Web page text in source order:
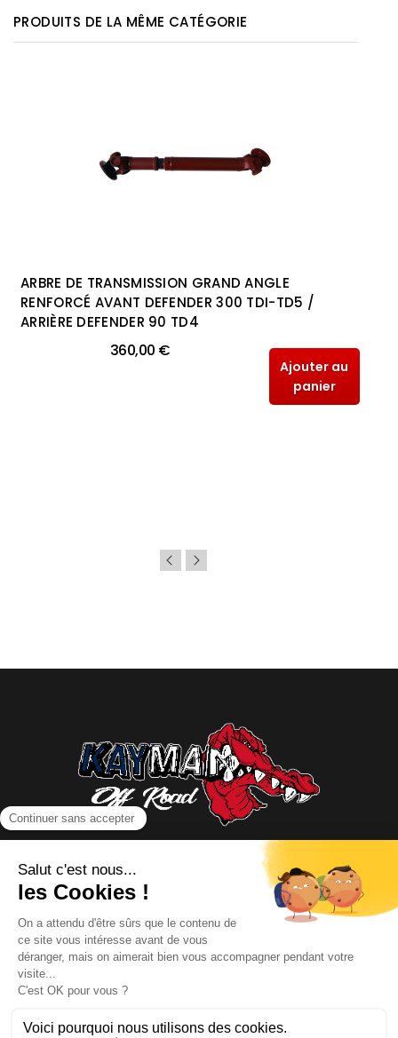
PRODUITS DE LA MÊME CATÉGORIE
ARBRE DE TRANSMISSION GRAND ANGLE
RENFORCÉ AVANT DEFENDER 300 TDI-TD5 /
ARRIÈRE DEFENDER 90 TD4
360,00 €
Ajouter au
panier
NOUS CONTACTER
INFORMATIONS
NOS PARTENAIRES
HORAIRES D'OUVERTURE